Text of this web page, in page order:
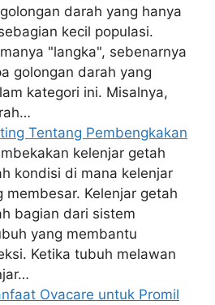
darah yang hanya
kecil populasi.
"langka", sebenarnya
golongan darah yang
kategori ini. Misalnya,
Tentang Pembengkakan
kelenjar getah
kondisi di mana kelenjar
membesar. Kelenjar getah
bagian dari sistem
yang membantu
Ketika tubuh melawan
Ovacare untuk Promil